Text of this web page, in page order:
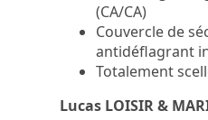
(CA/CA)
Couvercle de
antidéflagrant
Totalement
Lucas LOISIR &